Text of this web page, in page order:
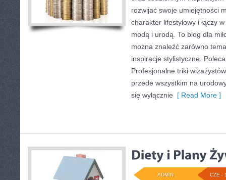
rozwijać swoje umiejętności
charakter lifestylowy i łączy
modą i urodą. To blog dla
można znaleźć zarówno
inspiracje stylistyczne.
Profesjonalne triki
przede wszystkim na
się wyłącznie [ Read More ]
CZE -
ADMIN